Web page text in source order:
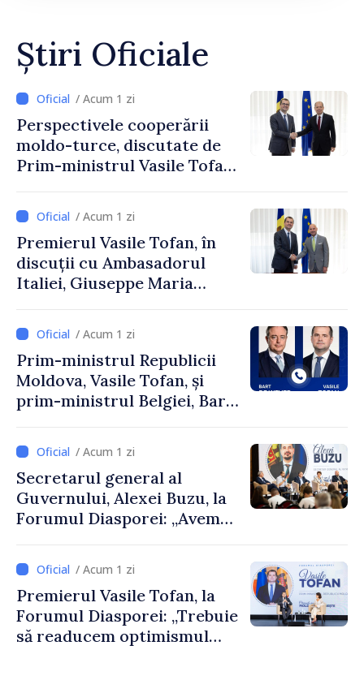
Știri Oficiale
/ Acum 1 zi
Perspectivele cooperării
moldo-turce, discutate de
Prim-ministrul Vasile Tofan
Uygar Mustafa Sertel
/ Acum 1 zi
Premierul Vasile Tofan, în
discuții cu Ambasadorul
Italiei, Giuseppe Maria
/ Acum 1 zi
Prim-ministrul Republicii
Moldova, Vasile Tofan, și
prim-ministrul Belgiei, Bart
despre parcursul european
al Republicii Moldova.
/ Acum 1 zi
Secretarul general al
Guvernului, Alexei Buzu, la
Forumul Diasporei: „Avem
dumneavoastră pentru a
construi comunități mai
puternice”
/ Acum 1 zi
Premierul Vasile Tofan, la
Forumul Diasporei: „Trebuie
să readucem optimismul